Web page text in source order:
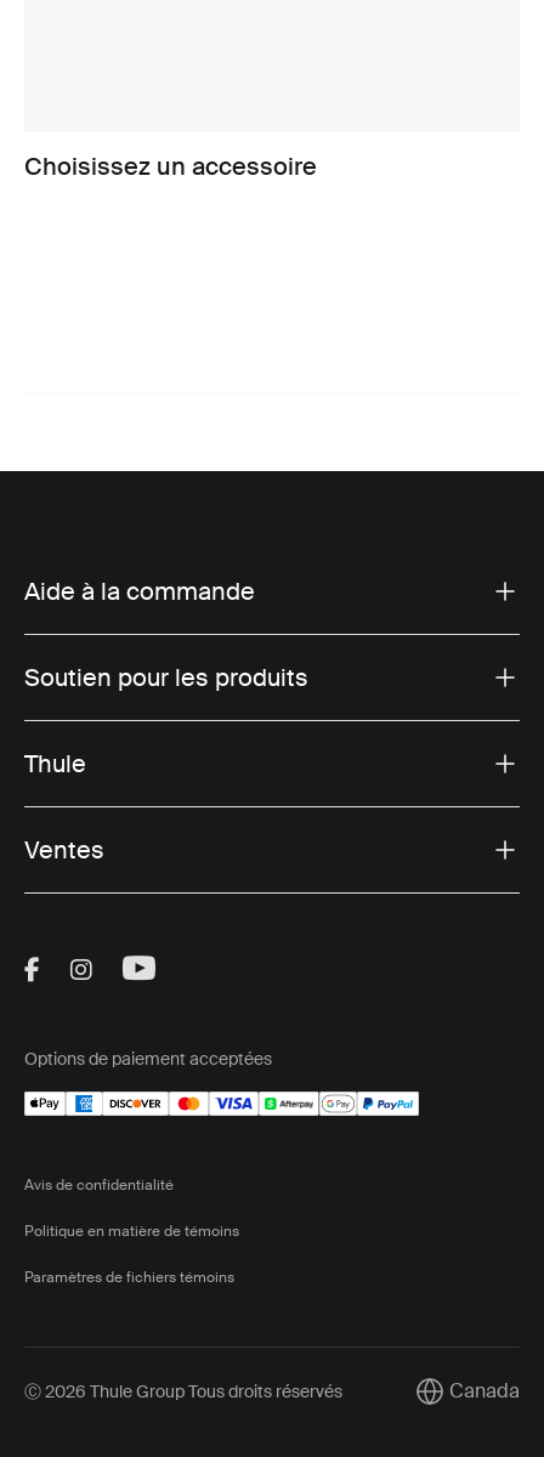
Choisissez un accessoire
Aide à la commande
Soutien pour les produits
Thule
Ventes
Visit Thule on Facebook (external link)
Visit Thule on Instagram (external link)
Visit Thule on Youtube (external
Options de paiement acceptées
Avis de confidentialité
Politique en matière de témoins
Paramètres de fichiers témoins
Ⓒ 2026 Thule Group Tous droits réservés CurrentCanada